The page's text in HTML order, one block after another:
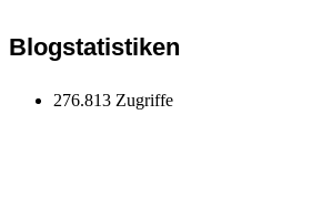
Blogstatistiken
276.813 Zugriffe